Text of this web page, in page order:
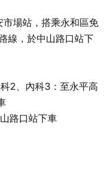
場站，搭乘永和區免
線，於中山路口站下
2、內科3：至永平高
路口站下車